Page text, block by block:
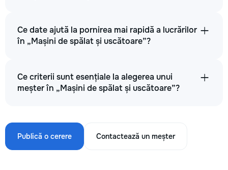
Ce date ajută la pornirea mai rapidă a lucrărilor
în „Mașini de spălat și uscătoare”?
Ce criterii sunt esențiale la alegerea unui
meșter în „Mașini de spălat și uscătoare”?
Publică o cerere Contactează un meșter